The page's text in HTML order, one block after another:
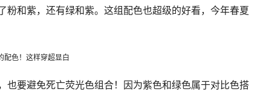
粉和紫，还有绿和紫。这组配色也超级的好看，今年春夏
也要避免死亡荧光色组合！因为紫色和绿色属于对比色搭